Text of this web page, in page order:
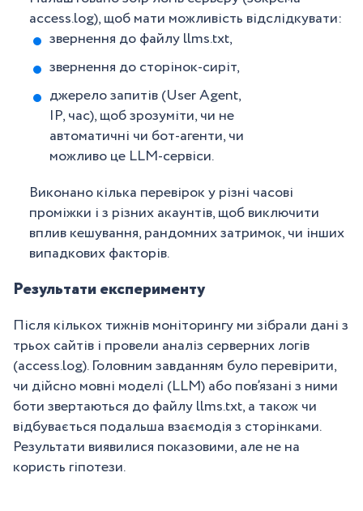
access.log), щоб мати можливість відслідкувати:
звернення до файлу llms.txt,
звернення до сторінок-сиріт,
джерело запитів (User Agent,
IP, час), щоб зрозуміти, чи не
автоматичні чи бот-агенти, чи
можливо це LLM-сервіси.
Виконано кілька перевірок у різні часові
проміжки і з різних акаунтів, щоб виключити
вплив кешування, рандомних затримок, чи інших
випадкових факторів.
Результати експерименту
Після кількох тижнів моніторингу ми зібрали дані з
трьох сайтів і провели аналіз серверних логів
(access.log). Головним завданням було перевірити,
чи дійсно мовні моделі (LLM) або пов’язані з ними
боти звертаються до файлу llms.txt, а також чи
відбувається подальша взаємодія з сторінками.
Результати виявилися показовими, але не на
користь гіпотези.